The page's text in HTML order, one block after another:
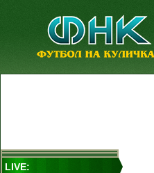
LIVE: